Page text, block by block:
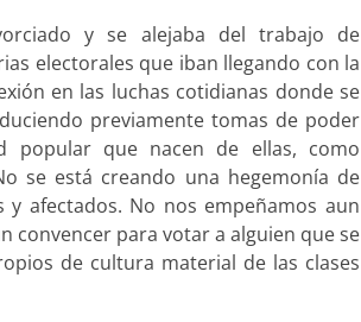
y se alejaba del trabajo de
electorales que iban llegando con la
en las luchas cotidianas donde se
previamente tomas de poder
popular que nacen de ellas, como
se está creando una hegemonía de
afectados. No nos empeñamos aun
convencer para votar a alguien que se
de cultura material de las clases